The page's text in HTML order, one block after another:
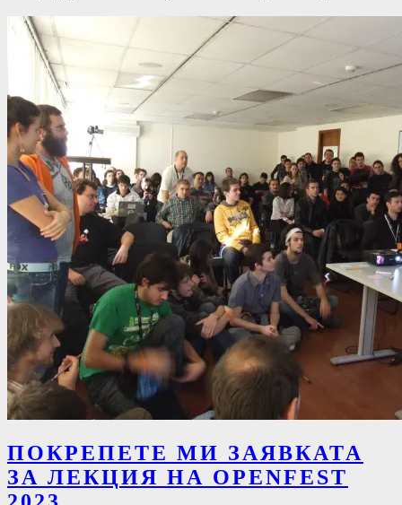
ПОКРЕПЕТЕ МИ ЗАЯВКАТА
ЗА ЛЕКЦИЯ НА OPENFEST